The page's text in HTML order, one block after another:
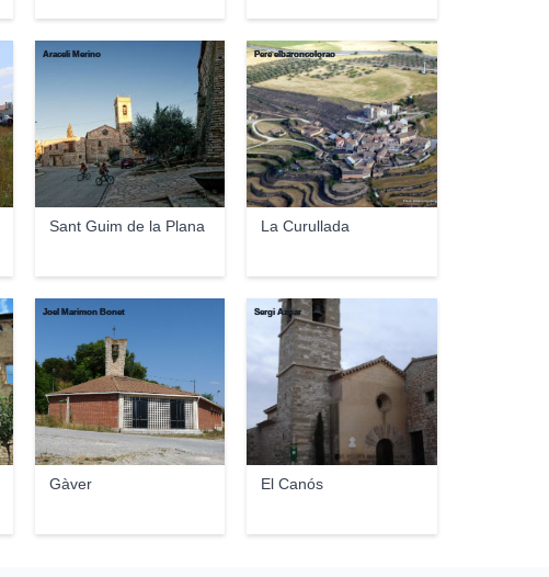
Sant Guim de la Plana
Araceli Merino
La Curullada
Pere elbaroncolorao
Gàver
Joel Marimon Bonet
El Canós
Sergi Aznar